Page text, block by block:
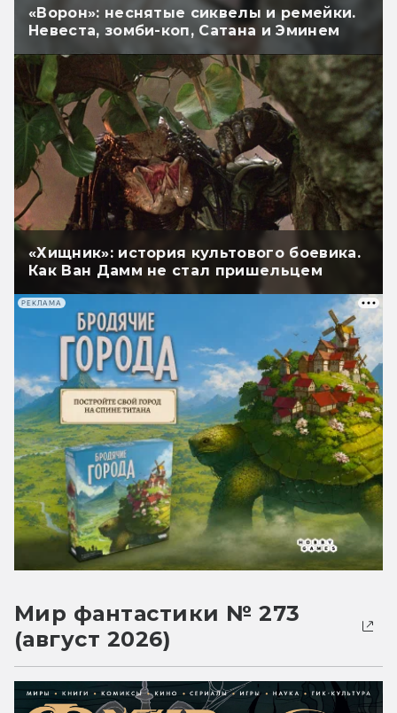
«Ворон»: неснятые сиквелы и ремейки.
Невеста, зомби-коп, Сатана и Эминем
«Хищник»: история культового боевика.
Как Ван Дамм не стал пришельцем
РЕКЛАМА
Мир фантастики № 273
(август 2026)